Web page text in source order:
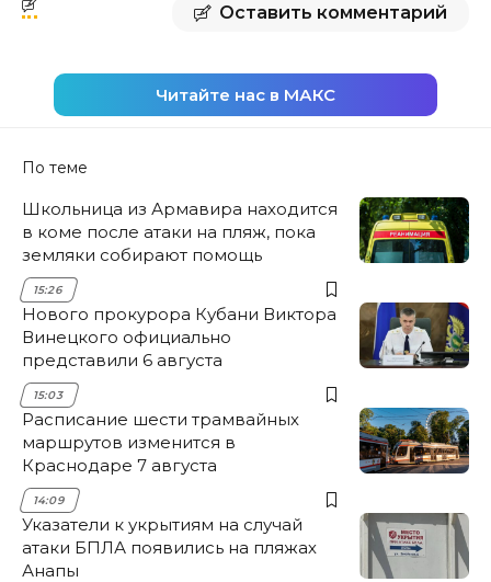
Оставить комментарий
Читайте нас в МАКС
По теме
Школьница из Армавира находится
в коме после атаки на пляж, пока
земляки собирают помощь
15:26
Нового прокурора Кубани Виктора
Винецкого официально
представили 6 августа
15:03
Расписание шести трамвайных
маршрутов изменится в
Краснодаре 7 августа
14:09
Указатели к укрытиям на случай
атаки БПЛА появились на пляжах
Анапы